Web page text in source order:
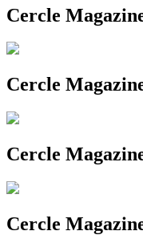
Cercle
Cercle
Cercle
Cercle